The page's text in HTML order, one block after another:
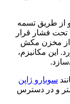
از طریق تسمه
تحت فشار قرار
از مخزن مکش
این مکانیزم،
سوبارو ژاپن
و در دسترس